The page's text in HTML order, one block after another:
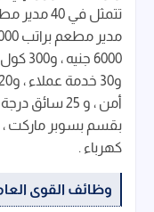
كهرباء .
وظائف القوى